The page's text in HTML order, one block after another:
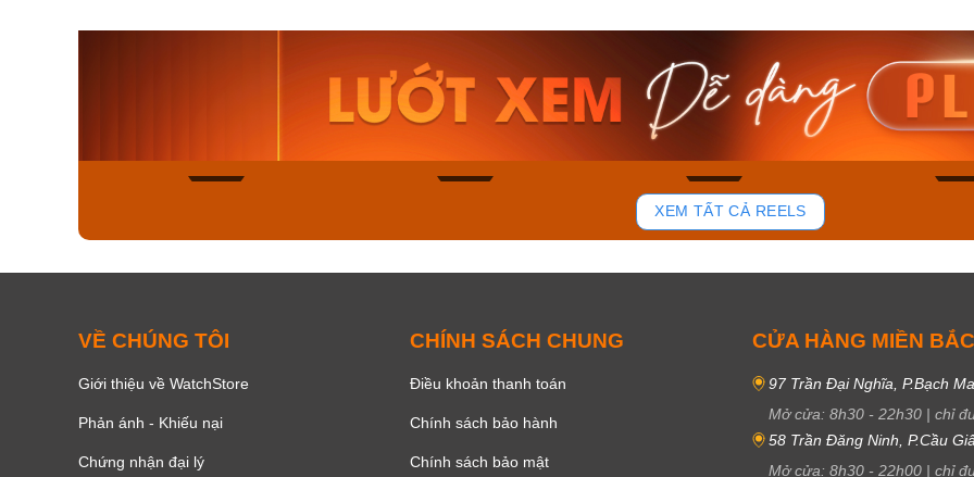
Casio Nam MTS-
115D-1AVDF
2.823.000₫
2.399.550₫
Mua ngay
44
Casio Nam MTS-
RS100L-1AVDF
4.276.000₫
3.634.600₫
Casio
230EL-
Mua
XEM TẤT CẢ REELS
VỀ CHÚNG TÔI
Giới thiệu về WatchStore
Phản ánh - Khiếu nại
Chứng nhận đại lý
CHÍNH SÁCH CHUNG
Điều khoản thanh toán
Chính sách bảo hành
Chính sách bảo mật
CỬA HÀNG MIỀN BẮC
97 Trần Đại Nghĩa, P.Bạch
Mở cửa: 8h30 - 22h30 | chỉ
58 Trần Đăng Ninh, P.Cầu
Mở cửa: 8h30 - 22h00 | chỉ